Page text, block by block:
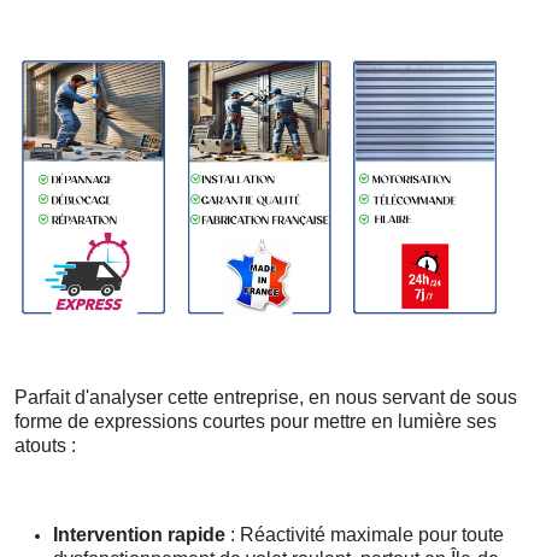
Parfait d'analyser cette entreprise, en nous servant de sous
forme de expressions courtes pour mettre en lumière ses
atouts :
Intervention rapide : Réactivité maximale pour toute